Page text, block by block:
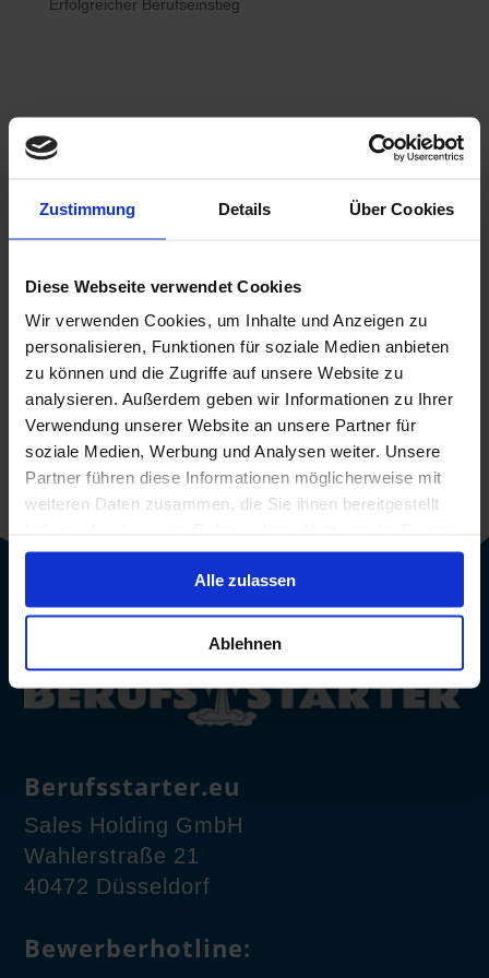
Zustimmung Details Über Cookies
Diese Webseite verwendet Cookies
Wir verwenden Cookies, um Inhalte und Anzeigen zu
personalisieren, Funktionen für soziale Medien anbieten
zu können und die Zugriffe auf unsere Website zu
analysieren. Außerdem geben wir Informationen zu Ihrer
Verwendung unserer Website an unsere Partner für
soziale Medien, Werbung und Analysen weiter. Unsere
Partner führen diese Informationen möglicherweise mit
weiteren Daten zusammen, die Sie ihnen bereitgestellt
gesammelt haben.
Alle zulassen
Ablehnen
 Bewerberhotline
 WhatsApp
0800 / 7008822
Berufsstarter.eu
Sales Holding GmbH
Wahlerstraße 21
40472 Düsseldorf
Bewerberhotline: